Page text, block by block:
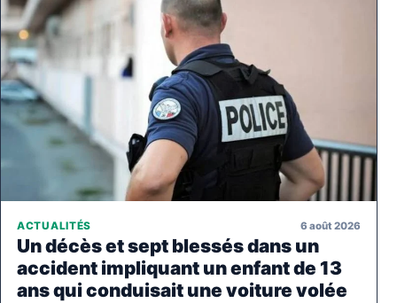
ACTUALITÉS 6 août 2026
Un décès et sept blessés dans un
accident impliquant un enfant de 13
ans qui conduisait une voiture volée